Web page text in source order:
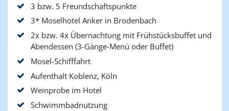
3 bzw. 5 Freundschaftspunkte
3* Moselhotel Anker in Brodenbach
2x bzw. 4x Übernachtung mit Frühstücksbuffet und
Abendessen (3-Gänge-Menü oder Buffet)
Mosel-Schifffahrt
Aufenthalt Koblenz, Köln
Weinprobe im Hotel
Schwimmbadnutzung